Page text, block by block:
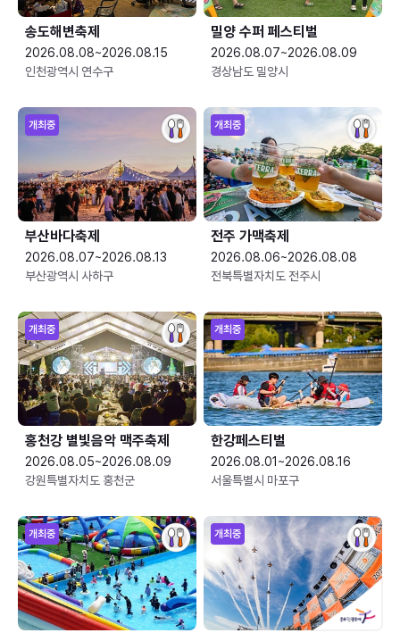
송도해변축제
2026.08.08~2026.08.15
인천광역시 연수구
밀양 수퍼 페스티벌
2026.08.07~2026.08.09
경상남도 밀양시
개최중
부산바다축제
2026.08.07~2026.08.13
부산광역시 사하구
개최중
전주 가맥축제
2026.08.06~2026.08.08
전북특별자치도 전주시
개최중
홍천강 별빛음악 맥주축제
2026.08.05~2026.08.09
강원특별자치도 홍천군
개최중
한강페스티벌
2026.08.01~2026.08.16
서울특별시 마포구
개최중 개최중